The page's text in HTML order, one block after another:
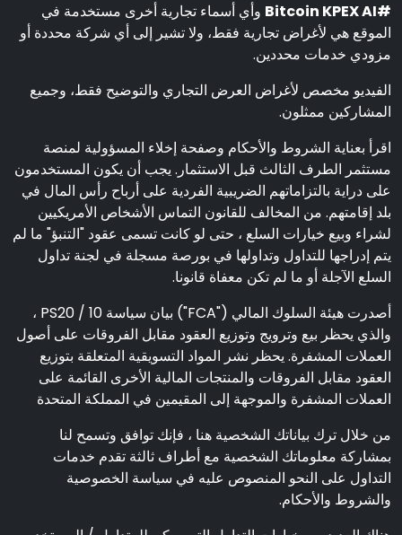
#Bitcoin KPEX AI
وأي أسماء تجارية أخرى مستخدمة في
الموقع هي لأغراض تجارية فقط، ولا تشير إلى أي شركة محددة أو
مزودي خدمات محددين.
الفيديو مخصص لأغراض العرض التجاري والتوضيح فقط، وجميع
المشاركين ممثلون.
اقرأ بعناية الشروط والأحكام وصفحة إخلاء المسؤولية لمنصة
مستثمر الطرف الثالث قبل الاستثمار. يجب أن يكون المستخدمون
على دراية بالتزاماتهم الضريبية الفردية على أرباح رأس المال في
بلد إقامتهم. من المخالف للقانون التماس الأشخاص الأمريكيين
لشراء وبيع خيارات السلع ، حتى لو كانت تسمى عقود "التنبؤ" ما لم
يتم إدراجها للتداول وتداولها في بورصة مسجلة في لجنة تداول
السلع الآجلة أو ما لم تكن معفاة قانونا.
أصدرت هيئة السلوك المالي ("FCA") بيان سياسة PS20 / 10 ،
والذي يحظر بيع وترويج وتوزيع العقود مقابل الفروقات على أصول
العملات المشفرة. يحظر نشر المواد التسويقية المتعلقة بتوزيع
العقود مقابل الفروقات والمنتجات المالية الأخرى القائمة على
العملات المشفرة والموجهة إلى المقيمين في المملكة المتحدة
من خلال ترك بياناتك الشخصية هنا ، فإنك توافق وتسمح لنا
بمشاركة معلوماتك الشخصية مع أطراف ثالثة تقدم خدمات
التداول على النحو المنصوص عليه في سياسة الخصوصية
والشروط والأحكام.